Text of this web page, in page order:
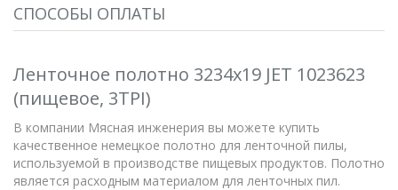
СПОСОБЫ ОПЛАТЫ
Ленточное полотно 3234х19 JET 1023623
(пищевое, 3TPI)
В компании Мясная инженерия вы можете купить
качественное немецкое полотно для ленточной пилы,
используемой в производстве пищевых продуктов. Полотно
является расходным материалом для ленточных пил.